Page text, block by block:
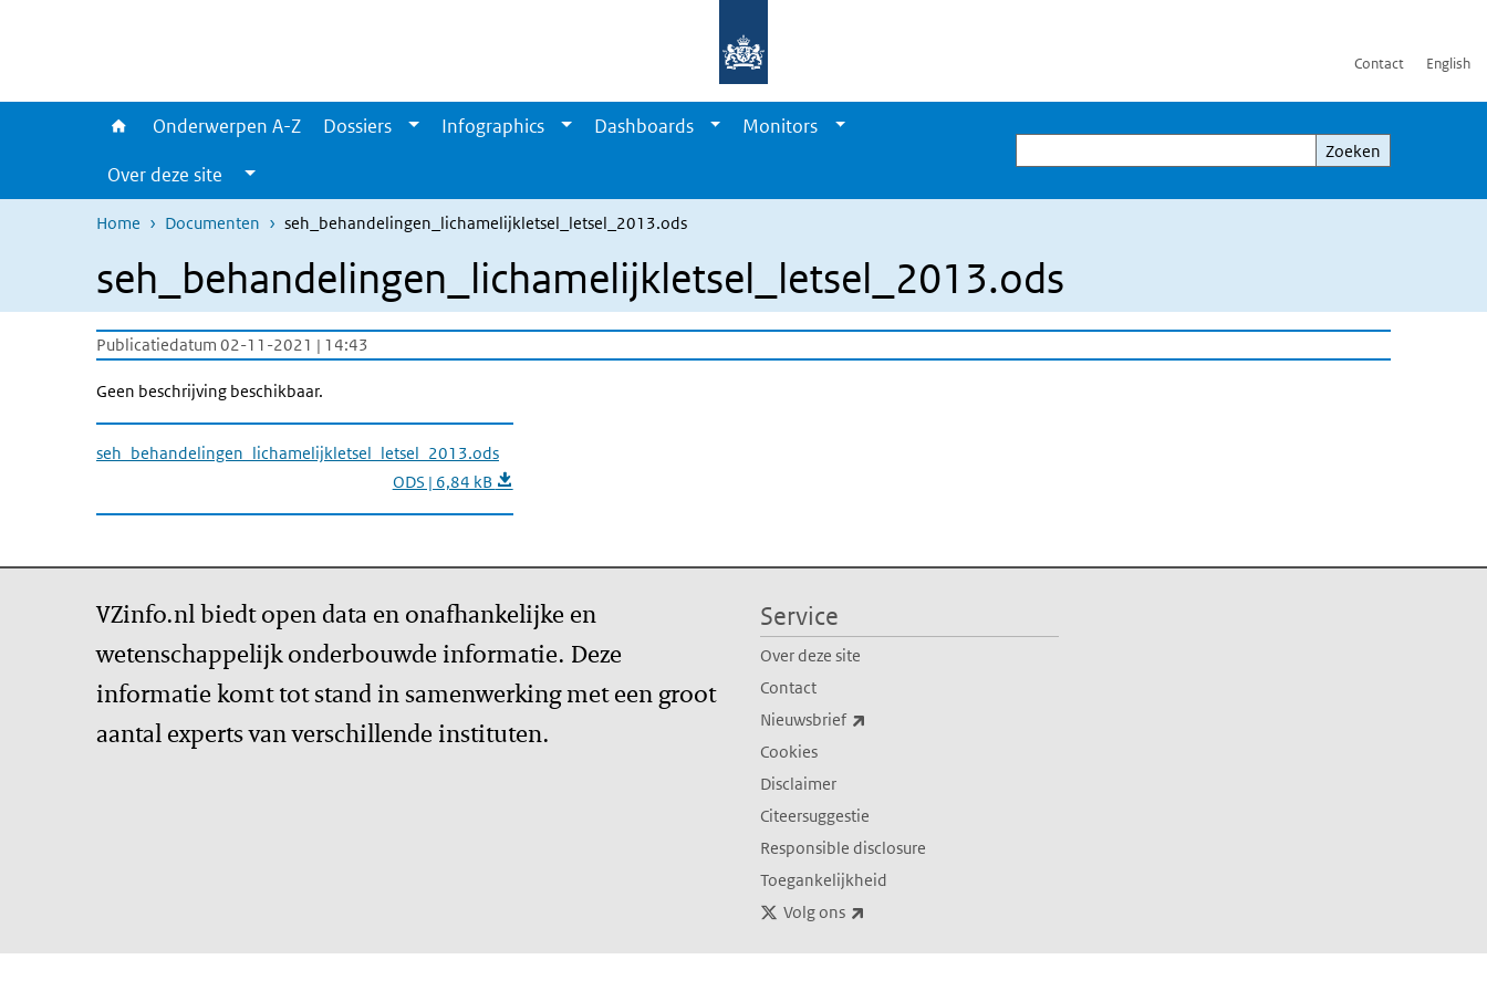
Contact English
Onderwerpen A-Z Dossiers Infographics Dashboards
Monitors
Over deze site
Zoeken
Zoeken
Home Documenten seh_behandelingen_lichamelijkletsel_letsel_2013.ods
seh_behandelingen_lichamelijkletsel_letsel_2013.ods
Publicatiedatum 02-11-2021 | 14:43
Geen beschrijving beschikbaar.
seh_behandelingen_lichamelijkletsel_letsel_2013.ods
ODS | 6,84 kB
VZinfo.nl biedt open data en onafhankelijke en
wetenschappelijk onderbouwde informatie. Deze
informatie komt tot stand in samenwerking met een groot
aantal experts van verschillende instituten.
Service
Over deze site
Contact
Nieuwsbrief
Cookies
Disclaimer
Citeersuggestie
Responsible disclosure
Toegankelijkheid
Volg ons